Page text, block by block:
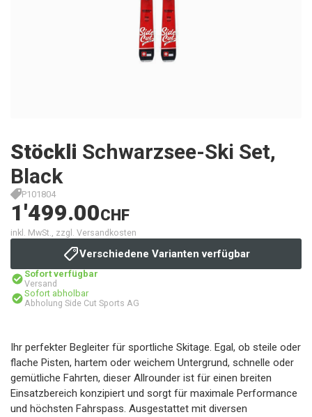
Stöckli Schwarzsee-Ski Set,
Black
P101804
1'499.00CHF
inkl. MwSt., zzgl. Versandkosten
Verschiedene Varianten verfügbar
Sofort verfügbar
Versand
Sofort abholbar
Abholung Side Cut Sports AG
Ihr perfekter Begleiter für sportliche Skitage. Egal, ob steile oder
flache Pisten, hartem oder weichem Untergrund, schnelle oder
gemütliche Fahrten, dieser Allrounder ist für einen breiten
Einsatzbereich konzipiert und sorgt für maximale Performance
und höchsten Fahrspass. Ausgestattet mit diversen